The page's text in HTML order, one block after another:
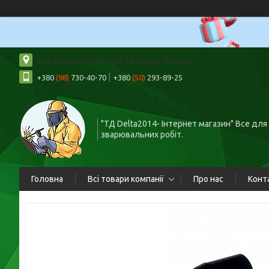
вул. Матросова 20 офіс 14, Харків, Україна
+380 (98) 730-40-70 +380 (50) 293-89-25
"ТД Delta2014- Інтернет магазин" Все для
зварювальних робіт.
Головна Всі товари компанії Про нас